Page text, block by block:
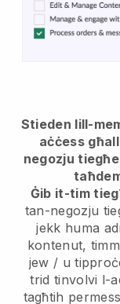
Stieden lill-
aċċess
negozju
Ġib it-tim
tan-negozju
jekk huma
kontenut,
jew / u
trid tinvolvi l-
tagħtih